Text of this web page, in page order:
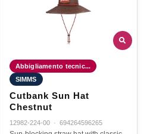
Abbigliamento tecnic...
SIMMS
Cutbank Sun Hat
Chestnut
12982-224-00 · 694264596265